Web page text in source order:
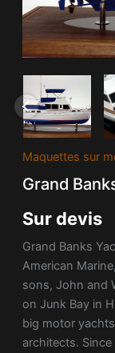
Maquettes sur
Grand
Sur devis
Grand Banks
American
sons, John and
on Junk Bay in
big motor
architects.